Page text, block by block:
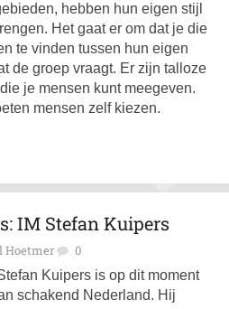
hebben hun eigen stijl
Het gaat er om dat je die
te vinden tussen hun eigen
de groep vraagt. Er zijn talloze
je mensen kunt meegeven.
mensen zelf kiezen.
IM Stefan Kuipers
Hoetmer 0
Kuipers is op dit moment
schakend Nederland. Hij